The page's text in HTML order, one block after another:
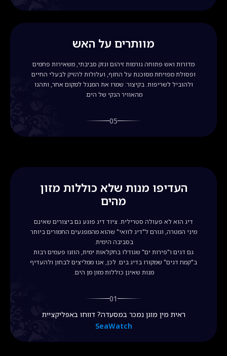
מוותרים על האש
מדורות ואש פתוחה גורמות זיהום ונזק סביבתי, משאירות פחמים
ופסולת מפויחת מסוכנת על החוף, ועלולות להזיק לבעלי החיים
ולהוביל לשריפות. בקיצור: שמרו את המנגל למקום אחר, ותהנו
מהאוויר הנקי של הים.
05
העדיפו מנות שלא כוללות מזון
מהים
דיג הוא לא פעולה סטרילית. ציוד דיג פוגע גם ביצורים שאינם
מיני המטרה, וגורם ל"דיג לוואי" שהוא מהמפגעים החמורים ביותר
בסביבה הימית.
גם דגים ו"פירות ים" שגודלו בחקלאות ימית, הוזנו פעמים רבות
ב"קמח דגים" שמקורו בדיג בים. לכן, אנו ממליצים לבחון ולהעדיף
מנות שאינן כוללות מזון מן הים.
01
ראית מין מוגן נמכר במסעדה? דווחו באפליקציית
SeaWatch